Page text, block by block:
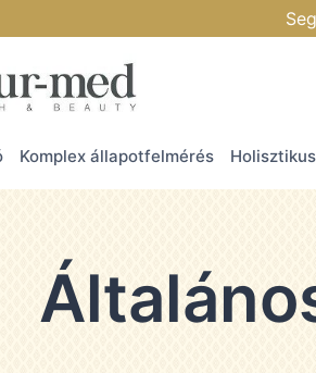
Komplex állapotfelmérés